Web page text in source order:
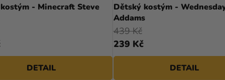
- Minecraft Steve
DETAIL
Dětský kostým -
Addams
239 Kč
439 Kč
DETAIL